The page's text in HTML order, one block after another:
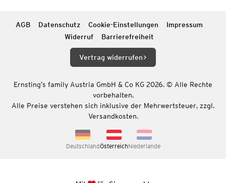
AGB Datenschutz Cookie-Einstellungen
Impressum
Widerruf
Barrierefreiheit
Vertrag widerrufen
Ernsting’s family Austria GmbH & Co KG 2026. © Alle Rechte
vorbehalten.
Alle Preise verstehen sich inklusive der Mehrwertsteuer, zzgl.
Versandkosten.
DeutschlandÖsterreichNiederlande